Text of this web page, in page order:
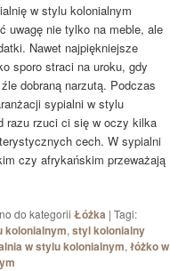
w stylu kolonialnym
uwagę nie tylko na meble, ale
Nawet najpiękniejsze
sporo straci na uroku, gdy
dobraną narzutą. Podczas
sypialni w stylu
razu rzuci ci się w oczy kilka
cech. W sypialni
czy afrykańskim przeważają
do kategorii Łóżka |Tagi:
kolonialnym,styl kolonialny
w stylu kolonialnym,łóżko w